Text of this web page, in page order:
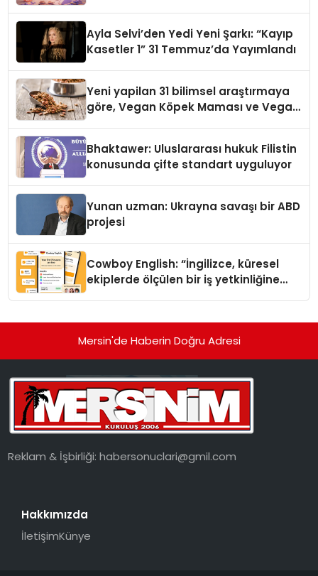
Ayla Selvi’den Yedi Yeni Şarkı: “Kayıp
Kasetler 1” 31 Temmuz’da Yayımlandı
Yeni yapilan 31 bilimsel araştırmaya
göre, Vegan Köpek Maması ve Vegan
Bhaktawer: Uluslararası hukuk Filistin
konusunda çifte standart uyguluyor
Yunan uzman: Ukrayna savaşı bir ABD
projesi
Cowboy English: “İngilizce, küresel
ekiplerde ölçülen bir iş yetkinliğine
Mersin'de Haberin Doğru Adresi
Reklam & İşbirliği:habersonuclari@gmil.com
Hakkımızda
İletişimKünye